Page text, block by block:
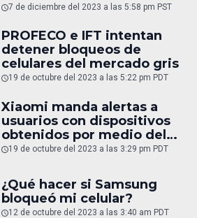
Maps
7 de diciembre del 2023 a las 5:58 pm PST
PROFECO e IFT intentan
detener bloqueos de
celulares del mercado gris
19 de octubre del 2023 a las 5:22 pm PDT
Xiaomi manda alertas a
usuarios con dispositivos
obtenidos por medio del
mercado gris
19 de octubre del 2023 a las 3:29 pm PDT
¿Qué hacer si Samsung
bloqueó mi celular?
12 de octubre del 2023 a las 3:40 am PDT